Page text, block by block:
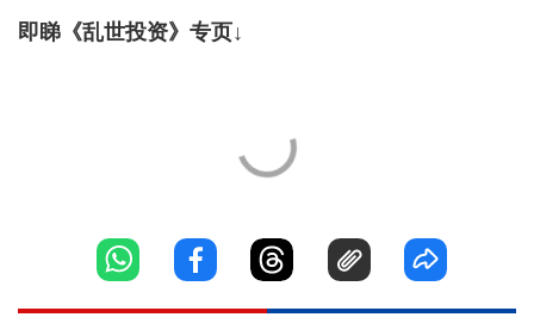
即睇《乱世投资》专页↓